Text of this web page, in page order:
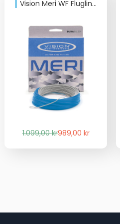
Vision Meri WF Fluglina WF8/19G Slomo
1.099,00krDet
989,00 kr
Det